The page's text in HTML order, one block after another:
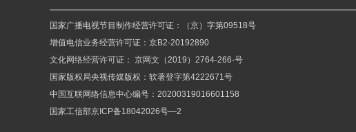
国家广播电视节目制作经营许可证：（京）字第09518号
增值电信业务经营许可证：京B2-20192890
文化网络经营许可证： 京网文（2019）2764-266-号
国家版权局央视传媒版权：软著登字第4222671号
中国互联网络信息中心编号：20200319016601158
国家工信部京ICP备18042026号—2